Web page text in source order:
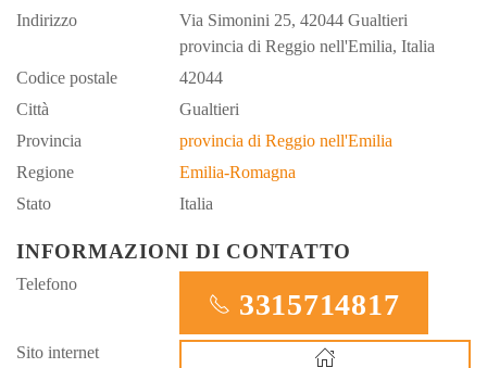
Indirizzo
Via Simonini 25, 42044 Gualtieri
provincia di Reggio nell'Emilia, Italia
Codice postale
42044
Città
Gualtieri
Provincia
provincia di Reggio nell'Emilia
Regione
Emilia-Romagna
Stato
Italia
INFORMAZIONI DI CONTATTO
Telefono
3315714817
Sito internet